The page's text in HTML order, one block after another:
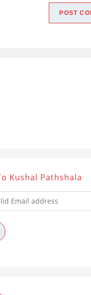
Kushal Pathshala